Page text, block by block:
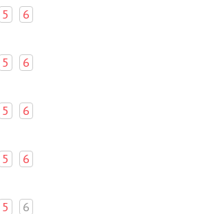
5 6
5 6
5 6
5 6
5 6